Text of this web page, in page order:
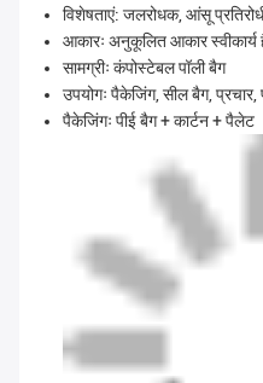
विशेषताएं: जलरोधक, आंसू
आकारः अनुकूलित आकार स्वीकार्य
सामग्रीः कंपोस्टेबल पॉली बैग
उपयोगः पैकेजिंग, सील बैग, प्रचार,
पैकेजिंगः पीई बैग + कार्टन + पैलेट